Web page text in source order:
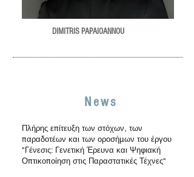
DIMITRIS PAPAIOANNOU
News
Πλήρης επίτευξη των στόχων, των
παραδοτέων και των οροσήμων του έργου
"Γένεσις: Γενετική Έρευνα και Ψηφιακή
Οπτικοποίηση στις Παραστατικές Τέχνες"